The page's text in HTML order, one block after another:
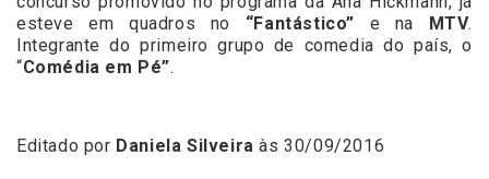
esteve em quadros no “Fantástico” e na MTV.
Integrante do primeiro grupo de comedia do país, o
“Comédia em Pé”.
Editado por Daniela Silveira às 30/09/2016